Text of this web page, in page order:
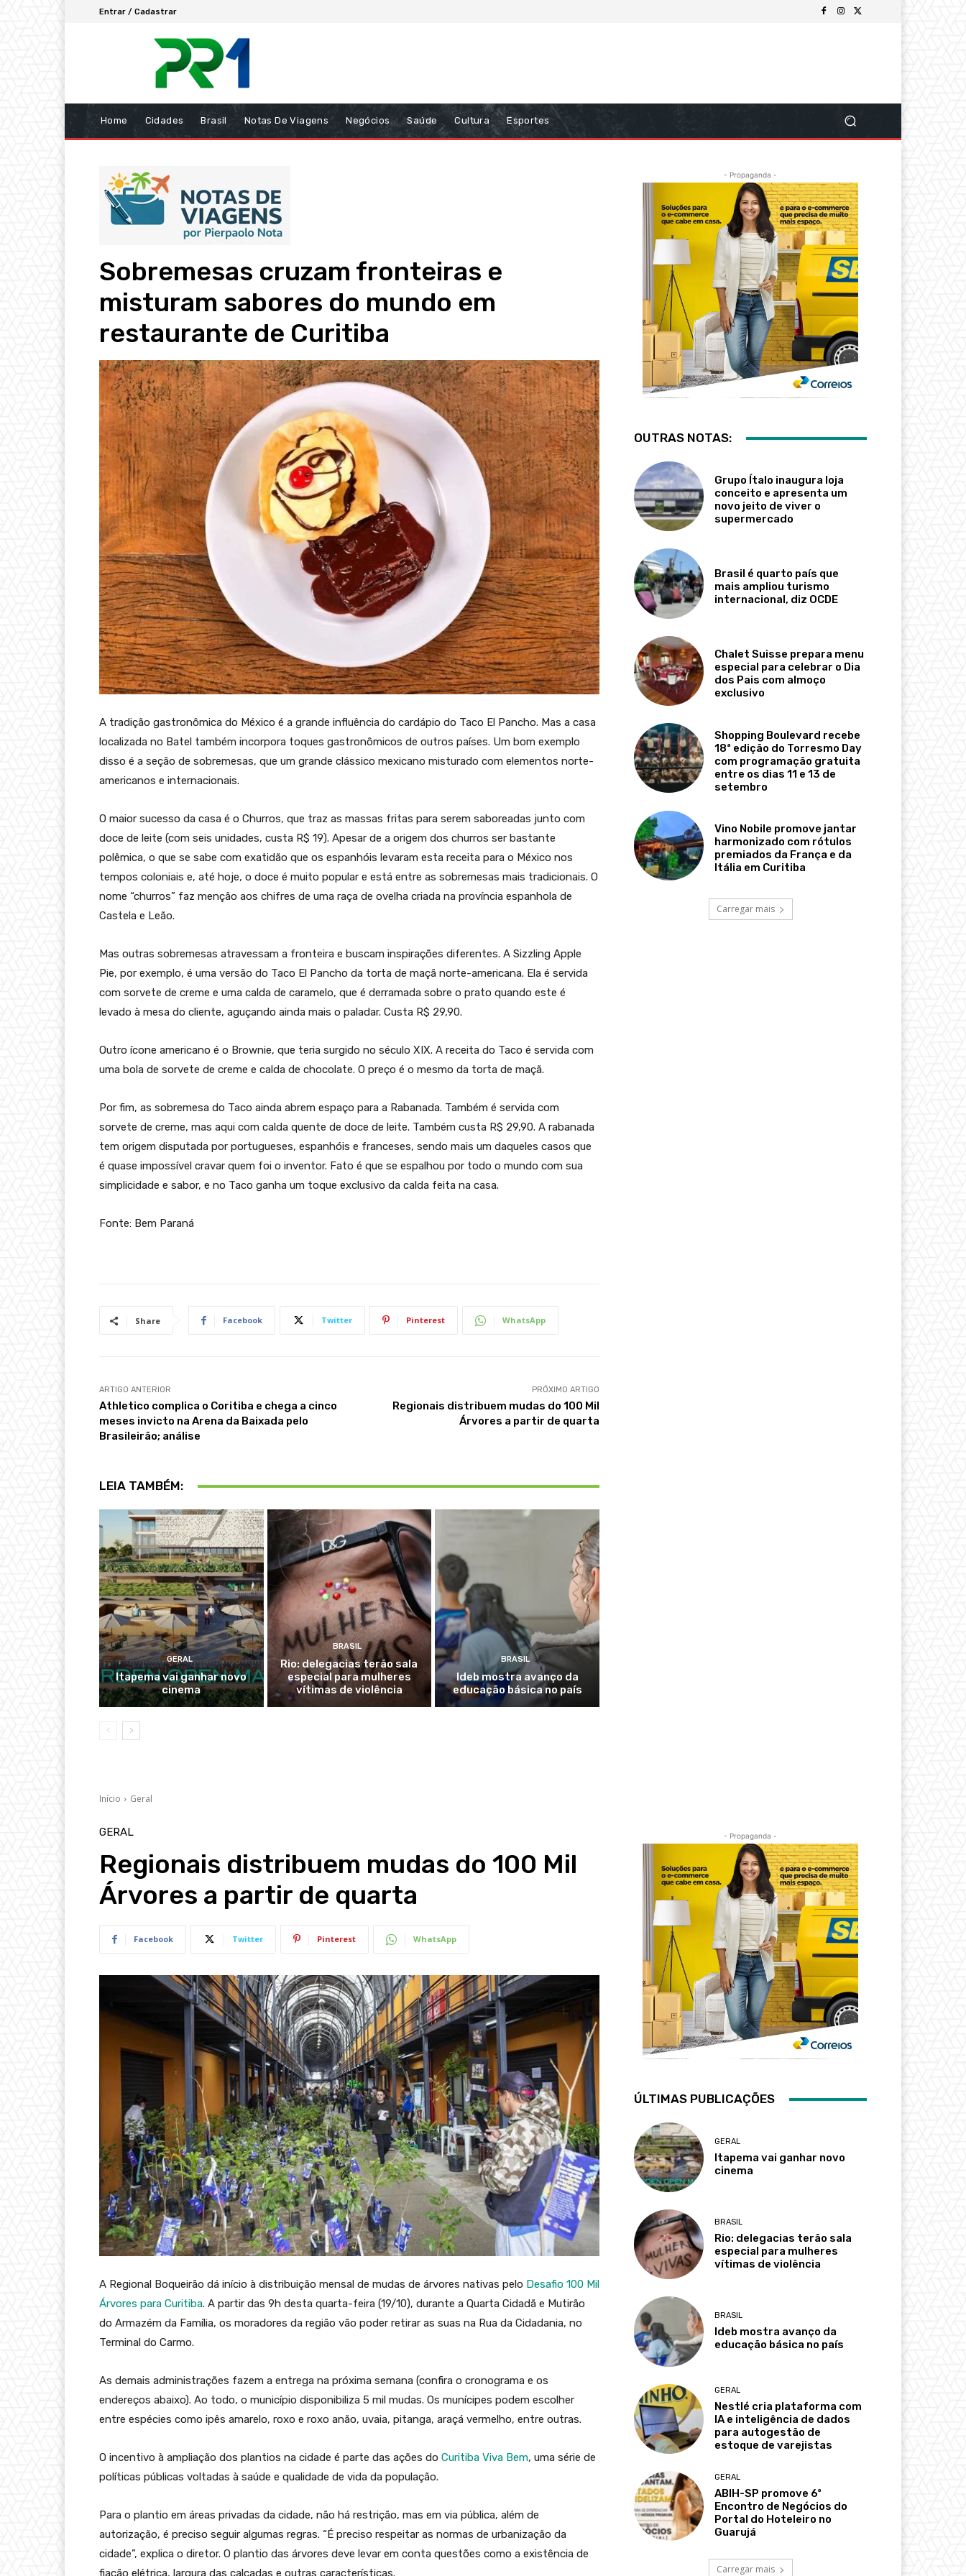
Entrar / Cadastrar
Home Cidades Brasil Notas De Viagens Negócios Saúde Cultura Esportes
Sobremesas cruzam fronteiras e
misturam sabores do mundo em
restaurante de Curitiba
A tradição gastronômica do México é a grande influência do cardápio do Taco El Pancho. Mas a casa
localizada no Batel também incorpora toques gastronômicos de outros países. Um bom exemplo
disso é a seção de sobremesas, que um grande clássico mexicano misturado com elementos norte-
americanos e internacionais.
O maior sucesso da casa é o Churros, que traz as massas fritas para serem saboreadas junto com
doce de leite (com seis unidades, custa R$ 19). Apesar de a origem dos churros ser bastante
polêmica, o que se sabe com exatidão que os espanhóis levaram esta receita para o México nos
tempos coloniais e, até hoje, o doce é muito popular e está entre as sobremesas mais tradicionais. O
nome “churros” faz menção aos chifres de uma raça de ovelha criada na província espanhola de
Castela e Leão.
Mas outras sobremesas atravessam a fronteira e buscam inspirações diferentes. A Sizzling Apple
Pie, por exemplo, é uma versão do Taco El Pancho da torta de maçã norte-americana. Ela é servida
com sorvete de creme e uma calda de caramelo, que é derramada sobre o prato quando este é
levado à mesa do cliente, aguçando ainda mais o paladar. Custa R$ 29,90.
Outro ícone americano é o Brownie, que teria surgido no século XIX. A receita do Taco é servida com
uma bola de sorvete de creme e calda de chocolate. O preço é o mesmo da torta de maçã.
Por fim, as sobremesa do Taco ainda abrem espaço para a Rabanada. Também é servida com
sorvete de creme, mas aqui com calda quente de doce de leite. Também custa R$ 29,90. A rabanada
tem origem disputada por portugueses, espanhóis e franceses, sendo mais um daqueles casos que
é quase impossível cravar quem foi o inventor. Fato é que se espalhou por todo o mundo com sua
simplicidade e sabor, e no Taco ganha um toque exclusivo da calda feita na casa.
Fonte: Bem Paraná
Share Facebook Twitter Pinterest WhatsApp
ARTIGO ANTERIOR
Athletico complica o Coritiba e chega a cinco
meses invicto na Arena da Baixada pelo
Brasileirão; análise
PRÓXIMO ARTIGO
Regionais distribuem mudas do 100 Mil
Árvores a partir de quarta
LEIA TAMBÉM:
GERAL
Itapema vai ganhar novo
cinema
BRASIL
Rio: delegacias terão sala
especial para mulheres
vítimas de violência
BRASIL
Ideb mostra avanço da
educação básica no país
- Propaganda -
OUTRAS NOTAS:
Grupo Ítalo inaugura loja
conceito e apresenta um
novo jeito de viver o
supermercado
Brasil é quarto país que
mais ampliou turismo
internacional, diz OCDE
Chalet Suisse prepara menu
especial para celebrar o Dia
dos Pais com almoço
exclusivo
Shopping Boulevard recebe
18ª edição do Torresmo Day
com programação gratuita
entre os dias 11 e 13 de
setembro
Vino Nobile promove jantar
harmonizado com rótulos
premiados da França e da
Itália em Curitiba
Carregar mais